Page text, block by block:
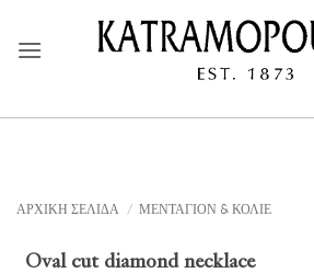
στο
ΑΡΧΙΚΉ ΣΕΛΊΔΑ / ΜΕΝΤΑΓΙΟΝ & ΚΟΛΙΕ
Oval cut diamond necklace